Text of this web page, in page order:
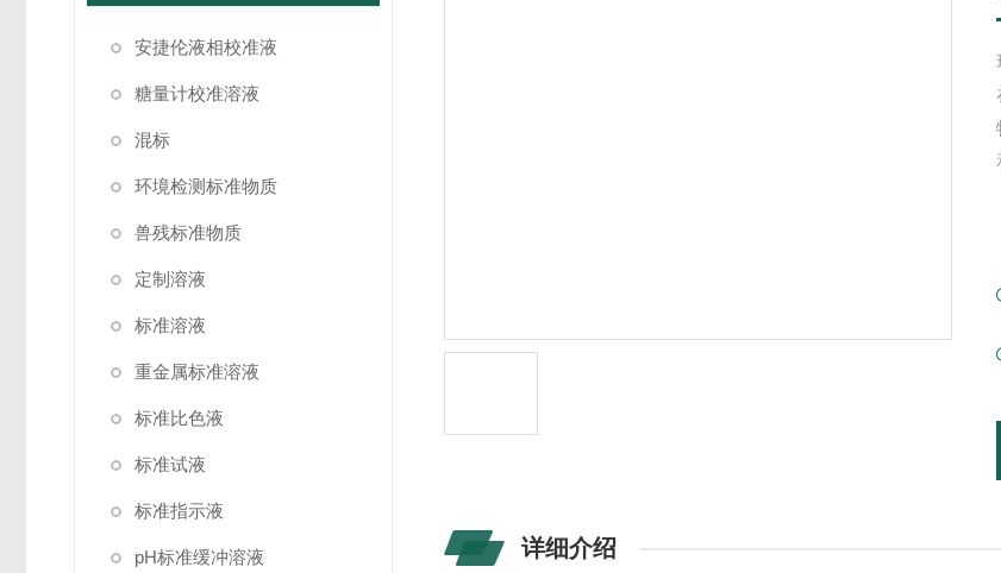
安捷伦液相校准液
糖量计校准溶液
混标
环境检测标准物质
兽残标准物质
定制溶液
标准溶液
重金属标准溶液
标准比色液
标准试液
标准指示液
pH标准缓冲溶液 详细介绍